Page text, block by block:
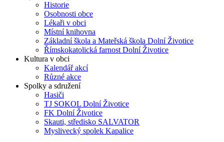
Historie
Osobnosti obce
Lékaři v obci
Místní knihovna
Základní škola a Mateřská škola Dolní Životice
Římskokatolická farnost Dolní Životice
Kultura v obci
Kalendář akcí
Různé akce
Spolky a sdružení
Hasiči
TJ SOKOL Dolní Životice
FK Dolní Životice
Skauti, středisko SALVATOR
Myslivecký spolek Kapalice